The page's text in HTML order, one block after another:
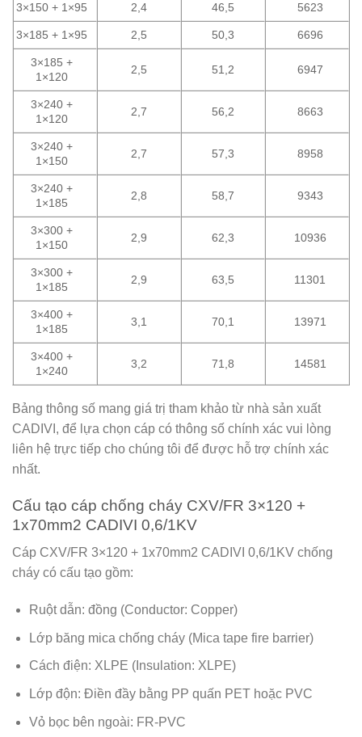
3×150 + 1×95 2,4 46,5 5623
3×185 + 1×95 2,5 50,3 6696
3×185 +
1×120
2,5 51,2 6947
3×240 +
1×120
2,7 56,2 8663
3×240 +
1×150
2,7 57,3 8958
3×240 +
1×185
2,8 58,7 9343
3×300 +
1×150
2,9 62,3 10936
3×300 +
1×185
2,9 63,5 11301
3×400 +
1×185
3,1 70,1 13971
3×400 +
1×240
3,2 71,8 14581
Bảng thông số mang giá trị tham khảo từ nhà sản xuất
CADIVI, để lựa chọn cáp có thông số chính xác vui lòng
liên hệ trực tiếp cho chúng tôi để được hỗ trợ chính xác
nhất.
Cấu tạo cáp chống cháy CXV/FR 3×120 +
1x70mm2 CADIVI 0,6/1KV
Cáp CXV/FR 3×120 + 1x70mm2 CADIVI 0,6/1KV chống
cháy có cấu tạo gồm:
Ruột dẫn: đồng (Conductor: Copper)
Lớp băng mica chống cháy (Mica tape fire barrier)
Cách điện: XLPE (Insulation: XLPE)
Lớp độn: Điền đầy bằng PP quấn PET hoặc PVC
Vỏ bọc bên ngoài: FR-PVC